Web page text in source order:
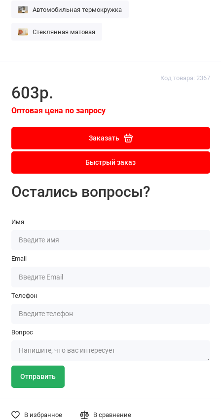
Код товара: 2367
603р.
Оптовая цена по запросу
Заказать
Быстрый заказ
Остались вопросы?
Имя
Email
Телефон
Вопрос
Отправить
В избранное В сравнение
Автомобильная термокружка
Стеклянная матовая